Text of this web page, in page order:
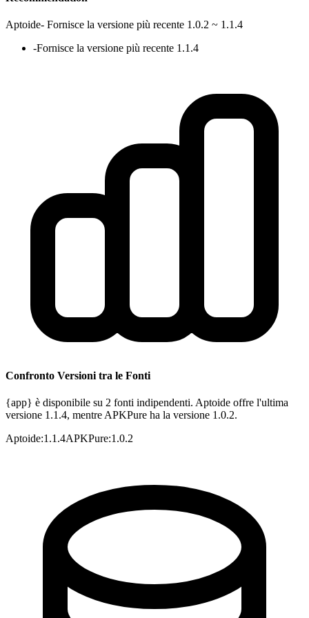
Aptoide- Fornisce la versione più recente 1.0.2 ~ 1.1.4
-Fornisce la versione più recente 1.1.4
Confronto Versioni tra le Fonti
{app} è disponibile su 2 fonti indipendenti. Aptoide offre l'ultima
versione 1.1.4, mentre APKPure ha la versione 1.0.2.
Aptoide:1.1.4APKPure:1.0.2